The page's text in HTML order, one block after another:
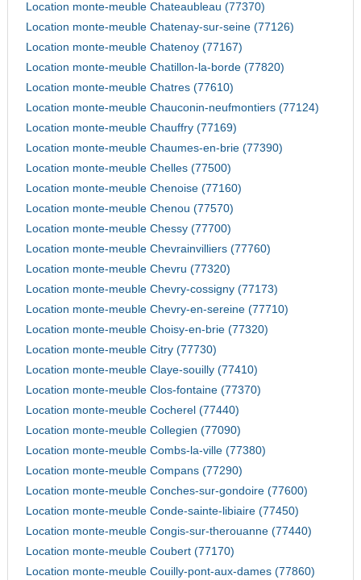
Location monte-meuble Chateaubleau (77370)
Location monte-meuble Chatenay-sur-seine (77126)
Location monte-meuble Chatenoy (77167)
Location monte-meuble Chatillon-la-borde (77820)
Location monte-meuble Chatres (77610)
Location monte-meuble Chauconin-neufmontiers (77124)
Location monte-meuble Chauffry (77169)
Location monte-meuble Chaumes-en-brie (77390)
Location monte-meuble Chelles (77500)
Location monte-meuble Chenoise (77160)
Location monte-meuble Chenou (77570)
Location monte-meuble Chessy (77700)
Location monte-meuble Chevrainvilliers (77760)
Location monte-meuble Chevru (77320)
Location monte-meuble Chevry-cossigny (77173)
Location monte-meuble Chevry-en-sereine (77710)
Location monte-meuble Choisy-en-brie (77320)
Location monte-meuble Citry (77730)
Location monte-meuble Claye-souilly (77410)
Location monte-meuble Clos-fontaine (77370)
Location monte-meuble Cocherel (77440)
Location monte-meuble Collegien (77090)
Location monte-meuble Combs-la-ville (77380)
Location monte-meuble Compans (77290)
Location monte-meuble Conches-sur-gondoire (77600)
Location monte-meuble Conde-sainte-libiaire (77450)
Location monte-meuble Congis-sur-therouanne (77440)
Location monte-meuble Coubert (77170)
Location monte-meuble Couilly-pont-aux-dames (77860)